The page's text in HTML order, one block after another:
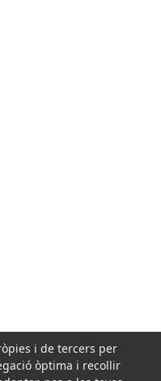
i de tercers per
òptima i recollir